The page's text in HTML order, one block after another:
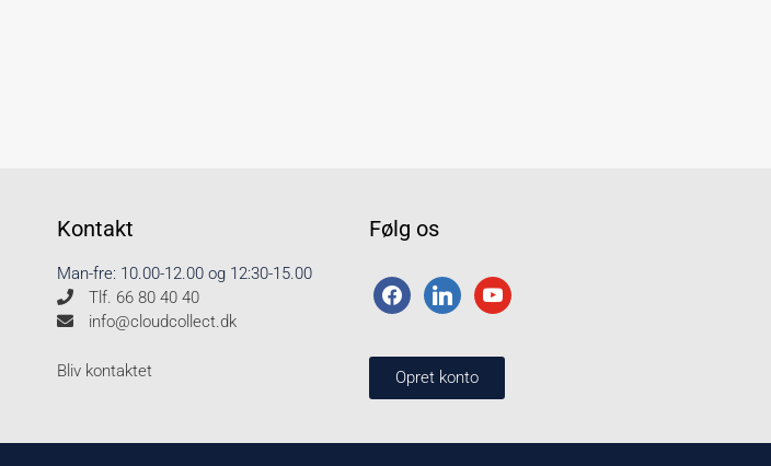
Kontakt
Man-fre: 10.00-12.00 og 12:30-15.00
Tlf. 66 80 40 40
info@cloudcollect.dk
Bliv kontaktet
Følg os
Opret konto